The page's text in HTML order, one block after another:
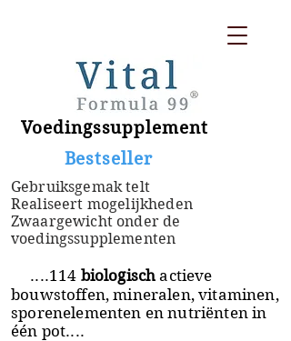
Voedingssupplement
​ Bestseller
Gebruiksgemak telt
Realiseert mogelijkheden
Zwaargewicht onder de
voedingssupplementen
....114 biologischactieve
bouwstoffen, mineralen, vitaminen,
sporenelementen en nutriënten in
één pot....